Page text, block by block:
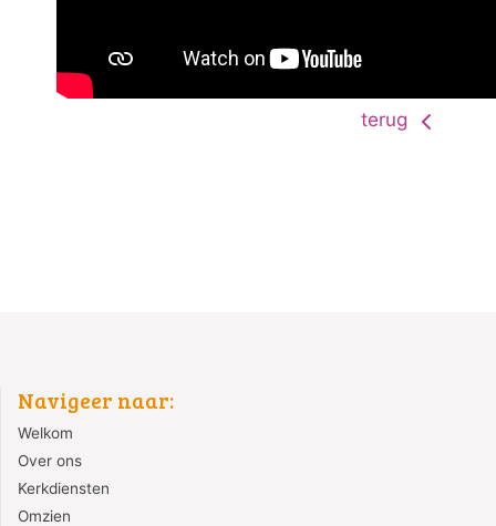
terug
Navigeer naar:
Welkom
Over ons
Kerkdiensten
Omzien